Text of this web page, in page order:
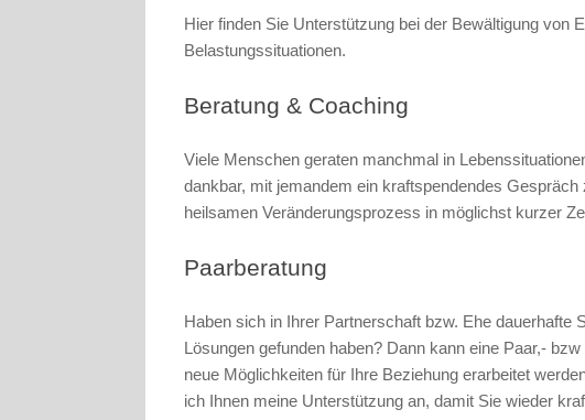
Hier finden Sie Unterstützung bei der Bewältigung von
Belastungssituationen.
Beratung & Coaching
Viele Menschen geraten manchmal in
dankbar, mit jemandem ein kraftspendendes
heilsamen Veränderungsprozess in möglichst kurzer
Paarberatung
Haben sich in Ihrer Partnerschaft bzw. Ehe
Lösungen gefunden haben? Dann kann eine Paar,-
neue Möglichkeiten für Ihre Beziehung erarbeitet
ich Ihnen meine Unterstützung an, damit Sie wieder